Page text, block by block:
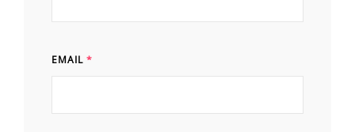
EMAIL *